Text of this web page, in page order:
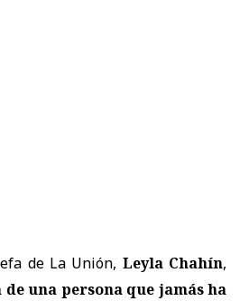
de La Unión, Leyla Chahín,
una persona que jamás ha